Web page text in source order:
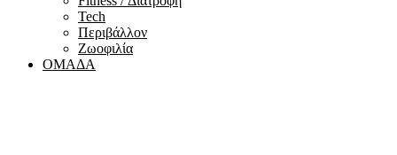
Tech
Περιβάλλον
Ζωοφιλία
ΟΜΑΔΑ